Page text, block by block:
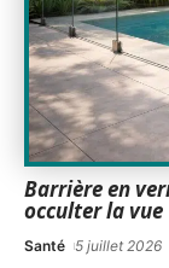
Barrière en
occulter la vue
Santé 5 juillet 2026